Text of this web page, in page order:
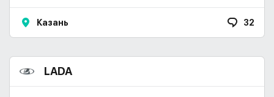
Казань 32
LADA